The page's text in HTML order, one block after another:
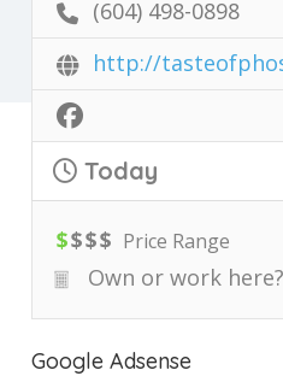
(604) 498-0898
http://
Today
$$$$ Price Range
Own or work here?
Google Adsense